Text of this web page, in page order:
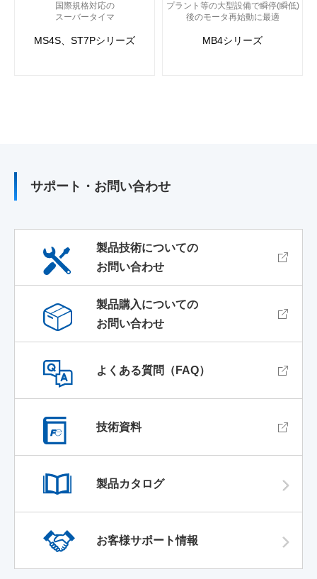
計測機器
低圧受配電機器
高圧受配電機器
エネルギー管理機器
FA IoT製品
FAサポート・お問い合わせ
国際規格対応の
スーバータイマ
MS4S、ST7Pシリーズ
プラント等の大型設備で瞬停(瞬低)
後のモータ再始動に最適
MB4シリーズ
サポート・お問い合わせ
製品技術についての
お問い合わせ
製品購入についての
お問い合わせ
よくある質問（FAQ）
技術資料
製品カタログ
お客様サポート情報